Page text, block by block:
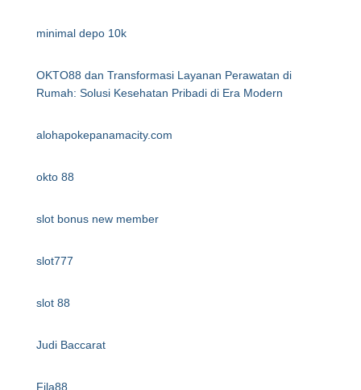
minimal depo 10k
OKTO88 dan Transformasi Layanan Perawatan di
Rumah: Solusi Kesehatan Pribadi di Era Modern
alohapokepanamacity.com
okto 88
slot bonus new member
slot777
slot 88
Judi Baccarat
Fila88